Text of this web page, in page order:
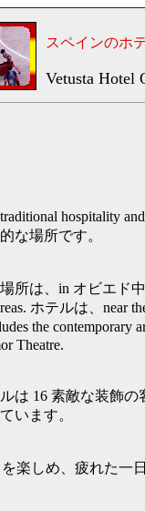
スペインのホ
Vetusta Hotel
hospitality
な場所です。
所は、in オビエド中
ホテルは、near
the contemporary
Theatre.
は 16 素敵な装飾
います。
楽しめ、疲れた一